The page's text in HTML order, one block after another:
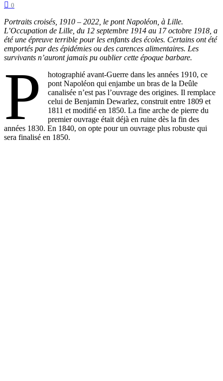
0
Portraits croisés, 1910 – 2022, le pont Napoléon, à Lille.
L’Occupation de Lille, du 12 septembre 1914 au 17 octobre 1918, a
été une épreuve terrible pour les enfants des écoles. Certains ont été
emportés par des épidémies ou des carences alimentaires. Les
survivants n’auront jamais pu oublier cette époque barbare.
P
hotographié avant-Guerre dans les années 1910, ce
pont Napoléon qui enjambe un bras de la Deûle
canalisée n’est pas l’ouvrage des origines. Il remplace
celui de Benjamin Dewarlez, construit entre 1809 et
1811 et modifié en 1850. La fine arche de pierre du
premier ouvrage était déjà en ruine dès la fin des
années 1830. En 1840, on opte pour un ouvrage plus robuste qui
sera finalisé en 1850.